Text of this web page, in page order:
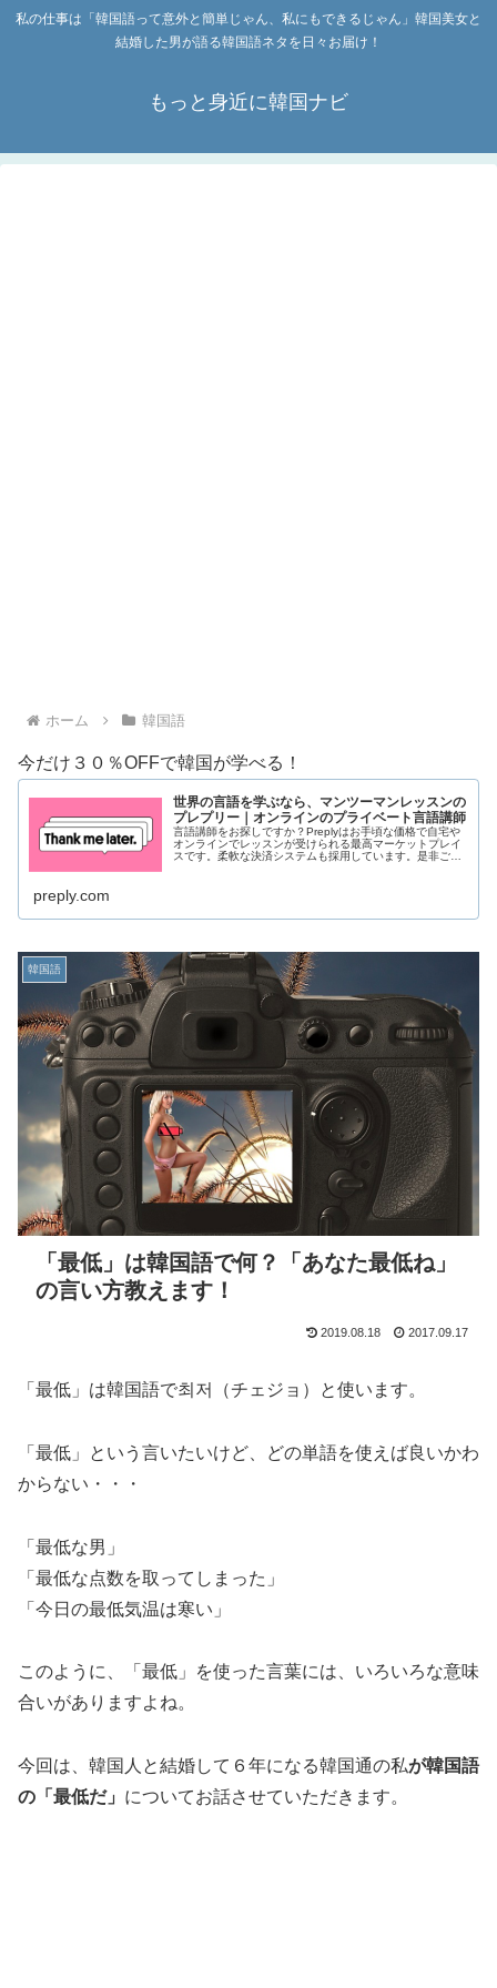
私の仕事は「韓国語って意外と簡単じゃん、私にもできるじゃん」韓国美女と
結婚した男が語る韓国語ネタを日々お届け！
もっと身近に韓国ナビ
ホーム 韓国語
今だけ３０％OFFで韓国が学べる！
世界の言語を学ぶなら、マンツーマンレッスンの
プレプリー｜オンラインのプライベート言語講師
言語講師をお探しですか？Preplyはお手頃な価格で自宅や
オンラインでレッスンが受けられる最高マーケットプレイ
スです。柔軟な決済システムも採用しています。是非ご参
preply.com
「最低」は韓国語で何？「あなた最低ね」
の言い方教えます！
韓国語
2019.08.18 2017.09.17
「最低」は韓国語で최저（チェジョ）と使います。
「最低」という言いたいけど、どの単語を使えば良いかわ
からない・・・
「最低な男」
「最低な点数を取ってしまった」
「今日の最低気温は寒い」
このように、「最低」を使った言葉には、いろいろな意味
合いがありますよね。
今回は、韓国人と結婚して６年になる韓国通の私が韓国語
の「最低だ」 についてお話させていただきます。